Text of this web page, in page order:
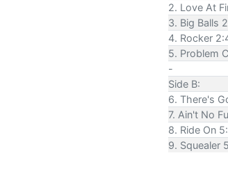
2. Love At
3. Big Balls
4. Rocker
5. Problem
-
Side B:
6. There's
7. Ain't No
8. Ride On
9. Squealer